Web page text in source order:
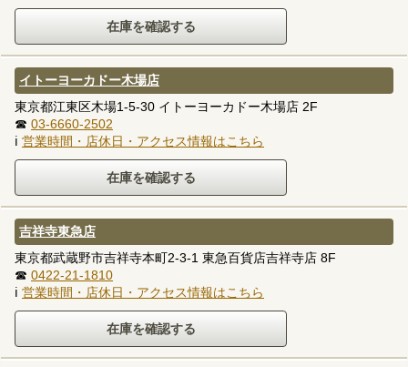
イトーヨーカドー木場店
東京都江東区木場1-5-30 イトーヨーカドー木場店 2F
☎ 03-6660-2502
ℹ 営業時間・店休日・アクセス情報はこちら
吉祥寺東急店
東京都武蔵野市吉祥寺本町2-3-1 東急百貨店吉祥寺店 8F
☎ 0422-21-1810
ℹ 営業時間・店休日・アクセス情報はこちら